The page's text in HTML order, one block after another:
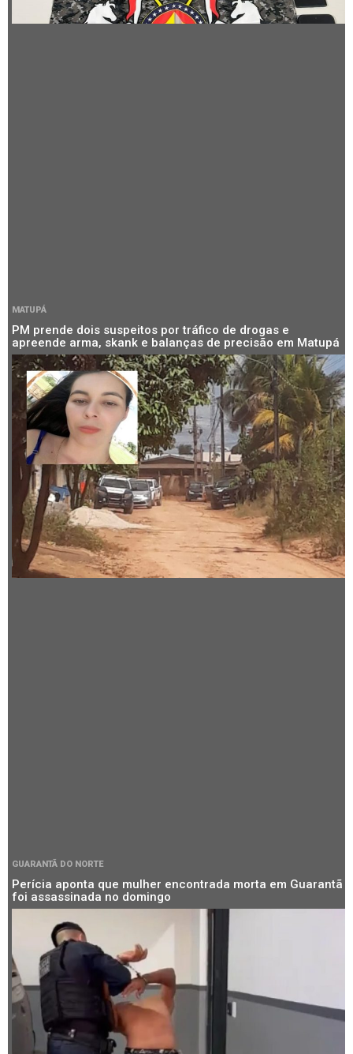
MATUPÁ
PM prende dois suspeitos por tráfico de drogas e
apreende arma, skank e balanças de precisão em Matupá
GUARANTÃ DO NORTE
Perícia aponta que mulher encontrada morta em Guarantã
foi assassinada no domingo